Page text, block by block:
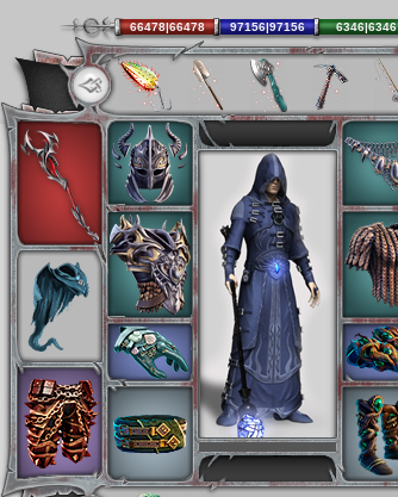
66478|66478 97156|97156 6346|6346